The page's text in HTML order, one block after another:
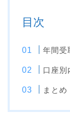
目次
年間受
口座別
まとめ